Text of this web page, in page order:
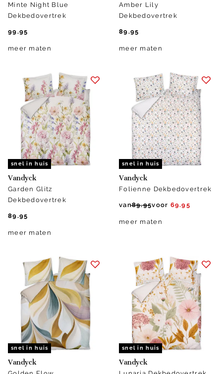
Minte Night Blue
Dekbedovertrek
99.95
meer maten
Amber Lily
Dekbedovertrek
89.95
meer maten
snel in huis
Vandyck
Garden Glitz
Dekbedovertrek
89.95
meer maten
snel in huis
Vandyck
Folienne Dekbedovertrek
van89.95voor 69.95
meer maten
snel in huis
Vandyck
snel in huis
Vandyck